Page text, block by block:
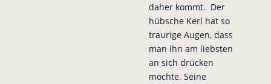
daher kommt. Der
hübsche Kerl hat so
traurige Augen, dass
man ihn am liebsten
an sich drücken
möchte. Seine